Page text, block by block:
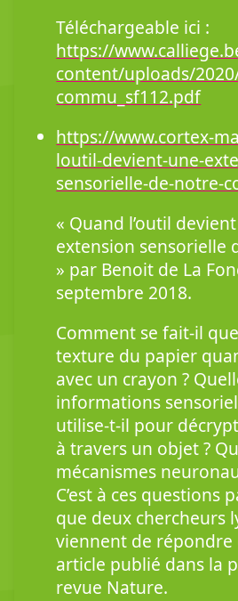
Téléchargeable ici :
https://
content/uploads/2020/
commu_sf112.pdf
https://www.cortex-
loutil-devient-une-
sensorielle-de-notre-
« Quand l’outil
extension sensorielle
» par Benoit de La
septembre 2018.
Comment se fait-il
texture du papier
avec un crayon ?
informations
utilise-t-il pour
à travers un objet ?
mécanismes
C’est à ces questions
que deux chercheurs
viennent de répondre
article publié dans la
revue Nature.